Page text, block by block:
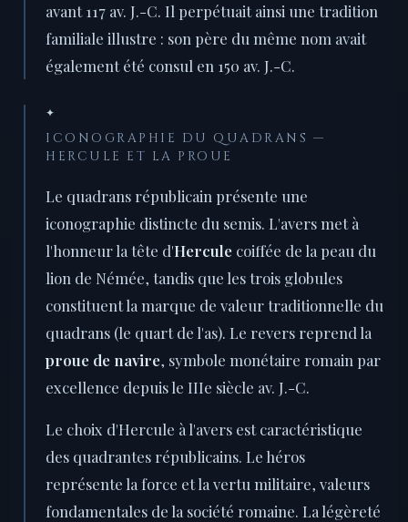
avant 117 av. J.-C. Il perpétuait ainsi une tradition
familiale illustre : son père du même nom avait
également été consul en 150 av. J.-C.
✦
ICONOGRAPHIE DU QUADRANS —
HERCULE ET LA PROUE
Le quadrans républicain présente une
iconographie distincte du semis. L'avers met à
l'honneur la tête d'Hercule coiffée de la peau du
lion de Némée, tandis que les trois globules
constituent la marque de valeur traditionnelle du
quadrans (le quart de l'as). Le revers reprend la
proue de navire, symbole monétaire romain par
excellence depuis le IIIe siècle av. J.-C.
Le choix d'Hercule à l'avers est caractéristique
des quadrantes républicains. Le héros
représente la force et la vertu militaire, valeurs
fondamentales de la société romaine. La légèreté